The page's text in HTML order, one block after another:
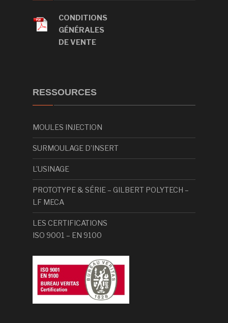
CONDITIONS
GÉNÉRALES
DE VENTE
RESSOURCES
MOULES INJECTION
SURMOULAGE D’INSERT
L’USINAGE
PROTOTYPE & SÉRIE – GILBERT POLYTECH –
LF MECA
LES CERTIFICATIONS
ISO 9001 – EN 9100